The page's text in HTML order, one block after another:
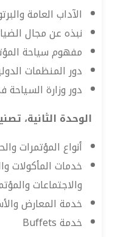
الآداب العامة
نبذه عن مجال
مفهوم سياحة
دور المنظمات
دور وزارة
الوحدة الثانية،
أنواع المؤتمرات
خدمات المأكولات
والاجتماعات
خدمة المعارض
خدمة Buffets